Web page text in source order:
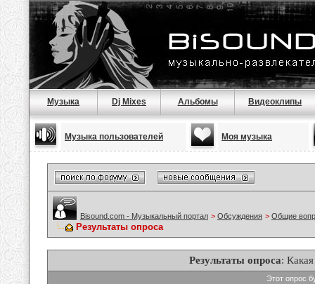
Музыка Dj Mixes Альбомы Видеоклипы
Музыка пользователей Моя музыка
Bisound.com - Музыкальный портал > Обсуждения > Общие
Результаты опроса
Результаты опроса:
Этот опрос